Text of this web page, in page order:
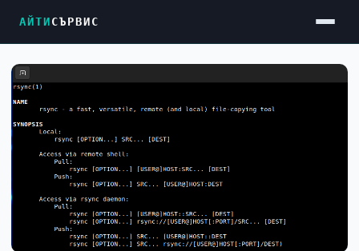
АЙТИСЪРВИС
Услуги
Достъп до Интернет
Резервен Интернет
Видеонаблюдение
Фирмени мрежи
Firewall и VPN